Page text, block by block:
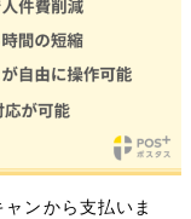
ンから支払いま